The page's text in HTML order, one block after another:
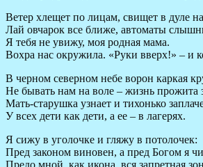
Ветер хлещет по лицам, свищет в дуле
Лай овчарок все ближе, автоматы
Я тебя не увижу, моя родная мама.
Вохра нас окружила. «Руки вверх!» – и
В черном северном небе ворон каркая
Не бывать нам на воле – жизнь прожита
Мать-старушка узнает и тихонько
У всех дети как дети, а ее – в лагерях.
Я сижу в уголочке и гляжу в потолочек:
Пред законом виновен, а пред Богом я
Предо мной, как икона, вся запретная